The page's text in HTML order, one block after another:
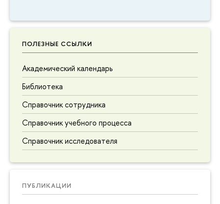
ПОЛЕЗНЫЕ ССЫЛКИ
Академический календарь
Библиотека
Справочник сотрудника
Справочник учебного процесса
Справочник исследователя
ПУБЛИКАЦИИ